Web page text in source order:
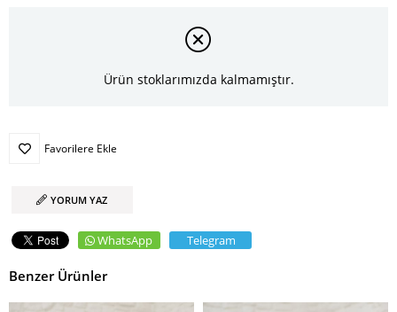
Ürün stoklarımızda kalmamıştır.
Favorilere Ekle
YORUM YAZ
WhatsApp Telegram
Benzer Ürünler